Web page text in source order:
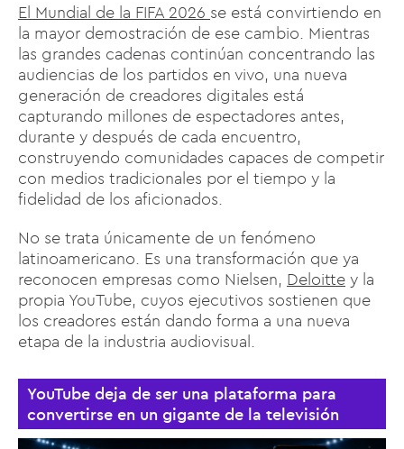
El Mundial de la FIFA 2026 se está convirtiendo en
la mayor demostración de ese cambio. Mientras
las grandes cadenas continúan concentrando las
audiencias de los partidos en vivo, una nueva
generación de creadores digitales está
capturando millones de espectadores antes,
durante y después de cada encuentro,
construyendo comunidades capaces de competir
con medios tradicionales por el tiempo y la
fidelidad de los aficionados.
No se trata únicamente de un fenómeno
latinoamericano. Es una transformación que ya
reconocen empresas como Nielsen, Deloitte y la
propia YouTube, cuyos ejecutivos sostienen que
los creadores están dando forma a una nueva
etapa de la industria audiovisual.
YouTube deja de ser una plataforma para
convertirse en un gigante de la televisión